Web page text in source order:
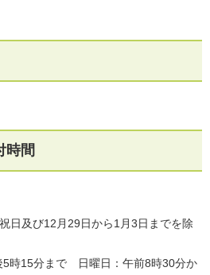
時間
日及び12月29日から1月3日までを除
5時15分まで 日曜日：午前8時30分か